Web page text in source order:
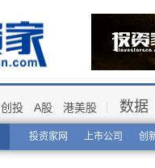
投资家网 上市公司 创
创投 A股 港美股 数据